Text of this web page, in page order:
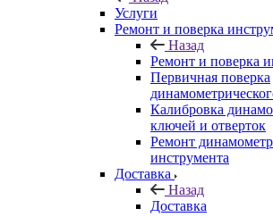
Услуги
Ремонт и поверка
Назад
Ремонт и поверка
Первичная поверка
Калибровка
ключей и отверток
Ремонт
инструмента
Доставка
Назад
Доставка